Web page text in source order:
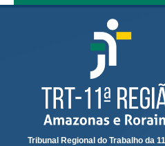
Comitê de Atenção
Servidores
Comitê de Segurança
Comitê de Combate ao
Aprendizagem
Comitê de Incentivo à
no âmbito do TRT-11
Tribunal Regional do Trabalho da